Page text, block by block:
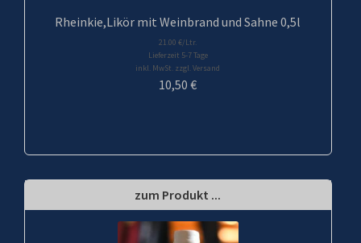
Rheinkie,Likör mit Weinbrand und Sahne 0,5l
21.00 €/Ltr.
Lieferzeit 5-7 Tage
inkl. MwSt. zzgl. Versand
10,50€
zum Produkt ...